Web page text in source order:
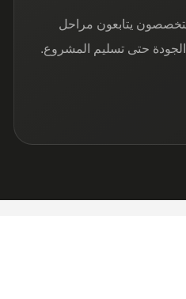
يتابعون مراحل
حتى تسليم المشروع.